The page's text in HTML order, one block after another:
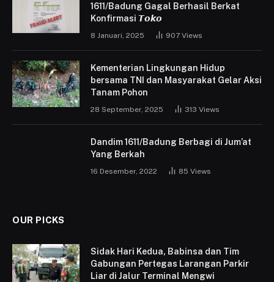
1611/Badung Gagal Berhasil Berkat
Konfirmasi 𝙏𝙤𝙠𝙤
8 Januari, 2025 907 Views
Kementerian Lingkungan Hidup
bersama TNI dan Masyarakat Gelar Aksi
Tanam Pohon
28 September, 2025 313 Views
Dandim 1611/Badung Berbagi di Jum’at
Yang Berkah
16 Desember, 2022 85 Views
OUR PICKS
Sidak Hari Kedua, Babinsa dan Tim
Gabungan Pertegas Larangan Parkir
Liar di Jalur Terminal Mengwi